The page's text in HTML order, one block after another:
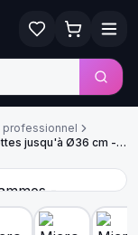
professionnel
jusqu'à Ø36 cm - 2